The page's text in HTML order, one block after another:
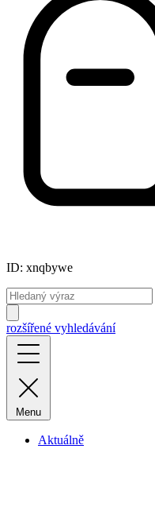
ID: xnqbywe
rozšířené vyhledávání
Menu
Aktuálně